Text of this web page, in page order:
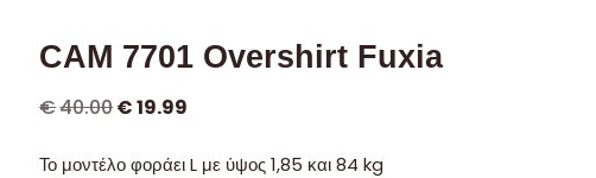
CAM 7701 Overshirt Fuxia
€40.00€19.99
Το μοντέλο φοράει L με ύψος 1,85 και 84 kg